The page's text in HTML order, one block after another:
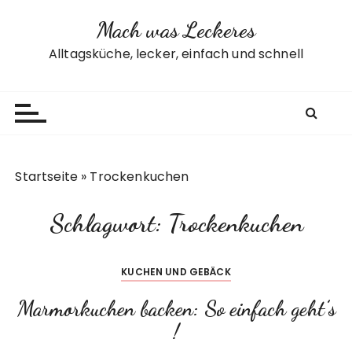
Mach was Leckeres
Alltagsküche, lecker, einfach und schnell
Startseite » Trockenkuchen
Schlagwort: Trockenkuchen
KUCHEN UND GEBÄCK
Marmorkuchen backen: So einfach geht’s
!